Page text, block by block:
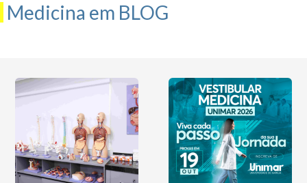
Medicina em BLOG